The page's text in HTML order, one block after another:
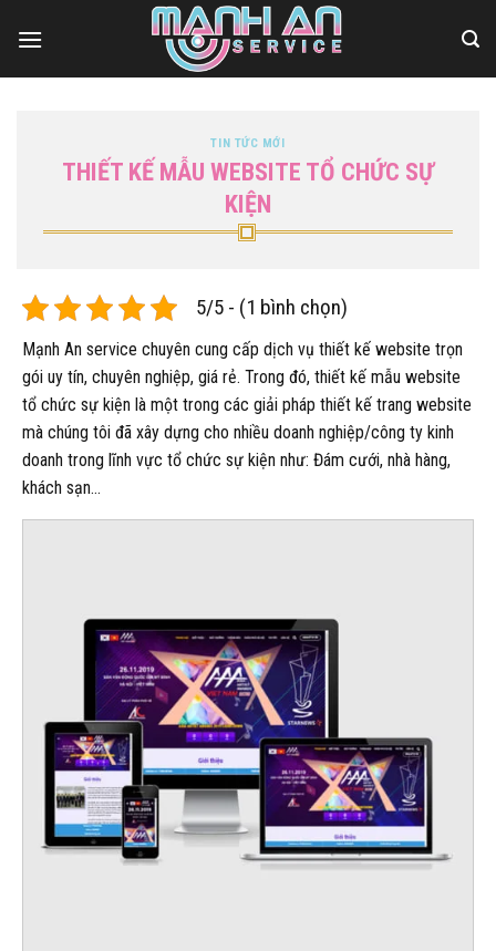
qua
TIN TỨC MỚI
THIẾT KẾ MẪU WEBSITE TỔ CHỨC SỰ
KIỆN
5/5 - (1 bình chọn)
Mạnh An service chuyên cung cấp dịch vụ thiết kế website trọn
gói uy tín, chuyên nghiệp, giá rẻ. Trong đó, thiết kế mẫu website
tổ chức sự kiện là một trong các giải pháp thiết kế trang website
mà chúng tôi đã xây dựng cho nhiều doanh nghiệp/công ty kinh
doanh trong lĩnh vực tổ chức sự kiện như: Đám cưới, nhà hàng,
khách sạn…